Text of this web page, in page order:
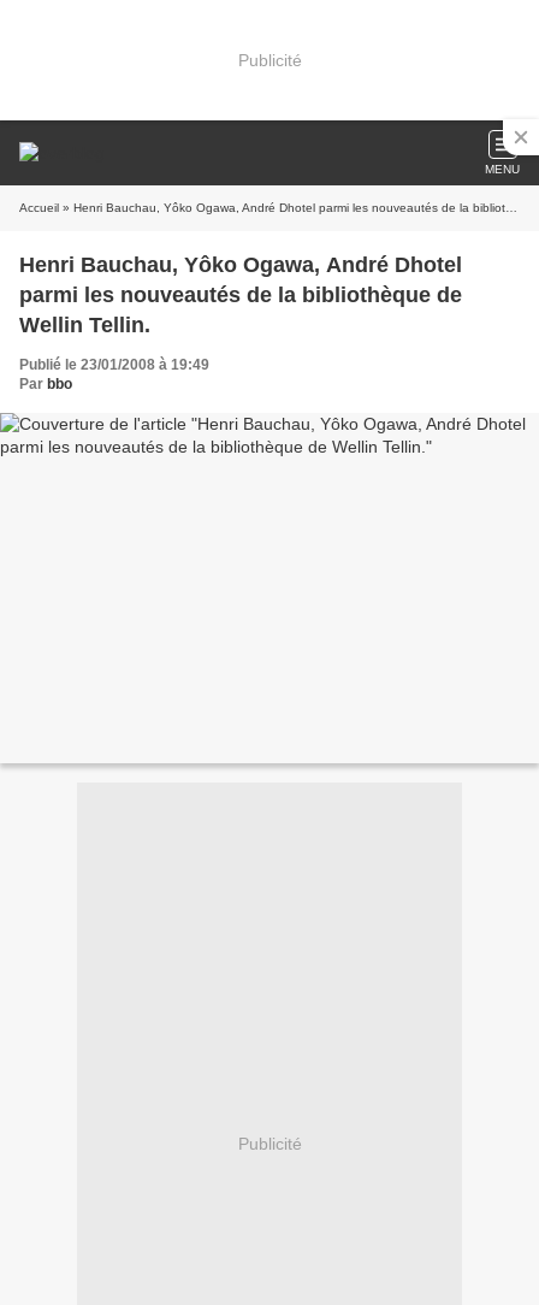
Publicité
MENU
Accueil » Henri Bauchau, Yôko Ogawa, André Dhotel parmi les nouveautés de la bibliothèque de Wellin Tellin.
Henri Bauchau, Yôko Ogawa, André Dhotel
parmi les nouveautés de la bibliothèque de
Wellin Tellin.
Publié le 23/01/2008 à 19:49
Par bbo
Publicité